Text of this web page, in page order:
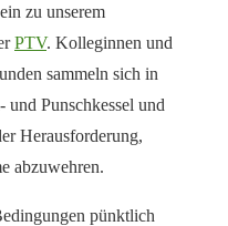
zu unserem
PTV. Kolleginnen und
sammeln sich in
Punschkessel und
Herausforderung,
abzuwehren.
pünktlich